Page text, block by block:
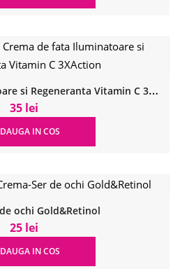
C
rema de fata Iluminatoare si Regeneranta Vitamin C 3XAction
35 lei
IN COS
ochi Gold&Retinol
25 lei
IN COS